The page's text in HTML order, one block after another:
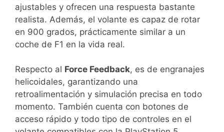
ajustables y ofrecen una respuesta bastante
realista. Además, el volante es capaz de rotar
en 900 grados, prácticamente similar a un
coche de F1 en la vida real.
Respecto al Force Feedback, es de engranajes
helicoidales, garantizando una
retroalimentación y simulación precisa en todo
momento. También cuenta con botones de
acceso rápido y todo tipo de controles en el